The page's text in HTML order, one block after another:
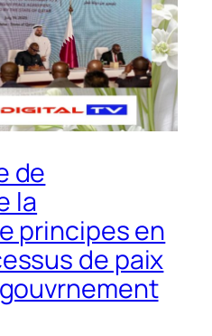
de
la
principes en
de paix